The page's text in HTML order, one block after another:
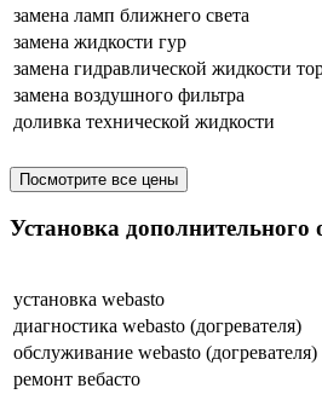
замена ламп ближнего света
замена жидкости гур
замена гидравлической жидкости
замена воздушного фильтра
доливка технической жидкости
Посмотрите все цены
Установка дополнительного
установка webasto
диагностика webasto (догревателя)
обслуживание webasto (догревателя)
ремонт вебасто